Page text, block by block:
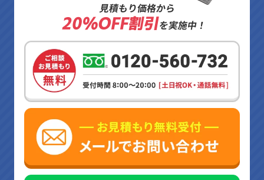
見積もり価格から
20%OFF割引を実施中！